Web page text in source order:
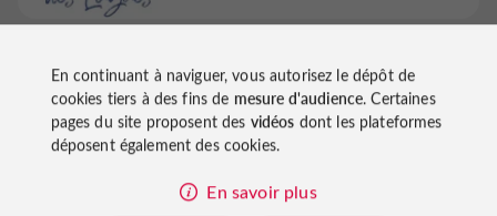
Café des grands-mères
Fêtes populaires
Pindères
En continuant à naviguer, vous autorisez le dépôt de
cookies tiers à des fins de mesure d'audience. Certaines
pages du site proposent des vidéos dont les plateformes
déposent également des cookies.
En savoir plus